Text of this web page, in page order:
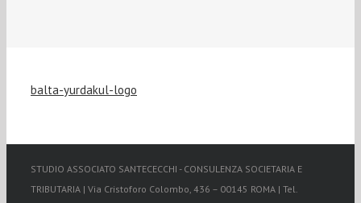
balta-yurdakul-logo
STUDIO ASSOCIATO SANTECECCHI - CONSULENZA SOCIETARIA E
TRIBUTARIA | Via Cristoforo Colombo, 436 – 00145 ROMA | Tel.